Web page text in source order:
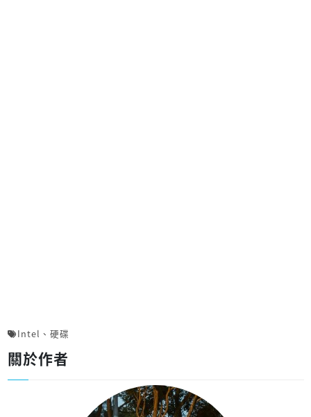
Intel 、 硬碟
關於作者